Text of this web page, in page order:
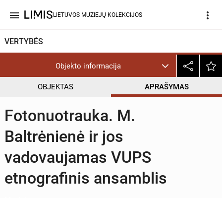
menu LIETUVOS MUZIEJŲ KOLEKCIJOS more_vert
VERTYBĖS
Objekto informacija
OBJEKTAS APRAŠYMAS
Fotonuotrauka. M.
Baltrėnienė ir jos
vadovaujamas VUPS
etnografinis ansamblis